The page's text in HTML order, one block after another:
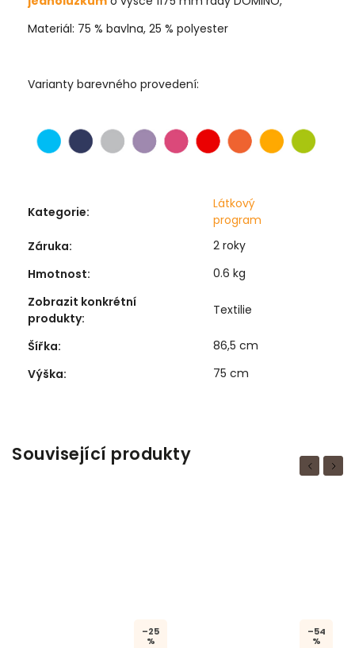
Materiál: 75 % bavlna, 25 % polyester
Varianty barevného provedení:
Kategorie:
Látkový
program
Záruka:
2 roky
Hmotnost:
0.6 kg
Zobrazit konkrétní
produkty:
Textilie
Šířka:
86,5 cm
Výška: 75 cm
Související produkty Previous
–25
%
–54
%
Next